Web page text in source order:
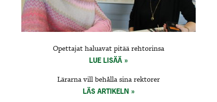
Opettajat haluavat pitää rehtorinsa
LUE LISÄÄ
Lärarna vill behålla sina rektorer
LÄS ARTIKELN